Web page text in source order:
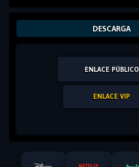
DESCARGA
ENLACE PÚBLICO
ENLACE VIP